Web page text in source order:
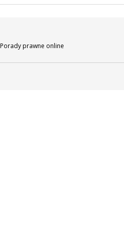
Porady prawne online